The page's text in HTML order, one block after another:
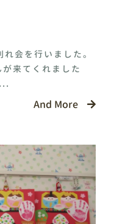
会を行いました。
来てくれました
And More